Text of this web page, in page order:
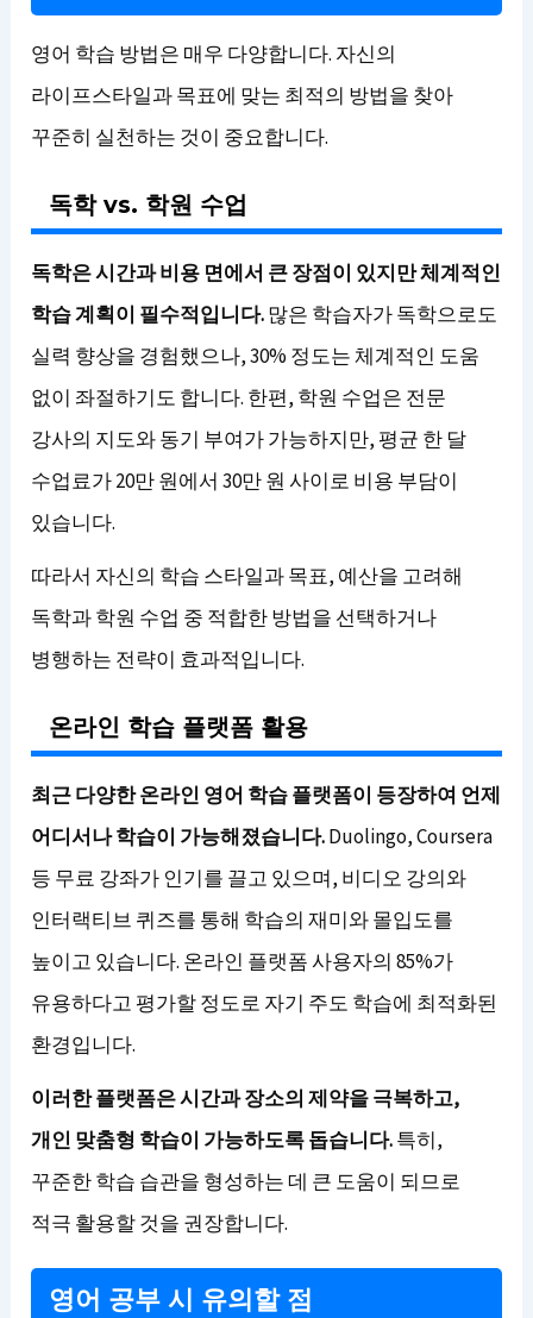
영어 학습 방법은 매우 다양합니다. 자신의
라이프스타일과 목표에 맞는 최적의 방법을 찾아
꾸준히 실천하는 것이 중요합니다.
독학 vs. 학원 수업
독학은 시간과 비용 면에서 큰 장점이 있지만 체계적인
학습 계획이 필수적입니다.많은 학습자가 독학으로도
실력 향상을 경험했으나, 30% 정도는 체계적인 도움
없이 좌절하기도 합니다. 한편, 학원 수업은 전문
강사의 지도와 동기 부여가 가능하지만, 평균 한 달
수업료가 20만 원에서 30만 원 사이로 비용 부담이
있습니다.
따라서 자신의 학습 스타일과 목표, 예산을 고려해
독학과 학원 수업 중 적합한 방법을 선택하거나
병행하는 전략이 효과적입니다.
온라인 학습 플랫폼 활용
최근 다양한 온라인 영어 학습 플랫폼이 등장하여 언제
어디서나 학습이 가능해졌습니다.Duolingo, Coursera
등 무료 강좌가 인기를 끌고 있으며, 비디오 강의와
인터랙티브 퀴즈를 통해 학습의 재미와 몰입도를
높이고 있습니다. 온라인 플랫폼 사용자의 85%가
유용하다고 평가할 정도로 자기 주도 학습에 최적화된
환경입니다.
이러한 플랫폼은 시간과 장소의 제약을 극복하고,
개인 맞춤형 학습이 가능하도록 돕습니다.특히,
꾸준한 학습 습관을 형성하는 데 큰 도움이 되므로
적극 활용할 것을 권장합니다.
영어 공부 시 유의할 점